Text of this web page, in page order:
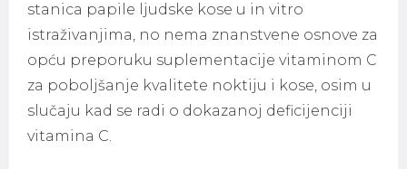
stanica papile ljudske kose u in vitro
istraživanjima, no nema znanstvene osnove za
opću preporuku suplementacije vitaminom C
za poboljšanje kvalitete noktiju i kose, osim u
slučaju kad se radi o dokazanoj deficijenciji
vitamina C.